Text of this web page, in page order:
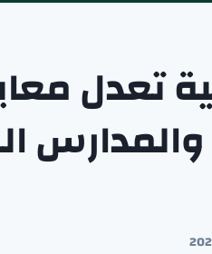
تعدل
والمدارس